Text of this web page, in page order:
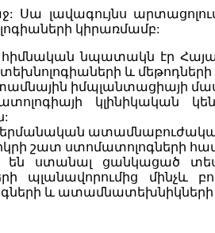
լավագույնս
կիրառմամբ:
հիմնական նպատակն էր
և մեթոդների
իմպլանտացիայի
շատ ստոմատոլոգների
են ստանալ ցանկացած
պլանավորումից մինչև
և